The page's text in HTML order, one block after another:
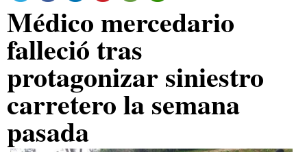
Médico mercedario
falleció tras
protagonizar siniestro
carretero la semana
pasada